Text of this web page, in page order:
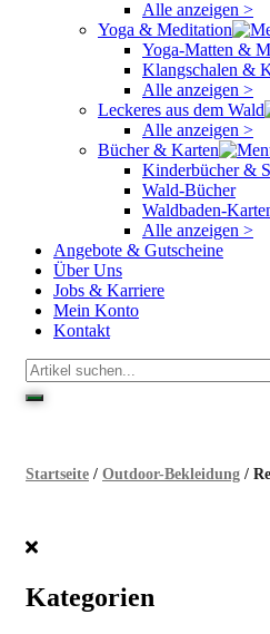
Alle anzeigen >
Yoga & Meditation
Yoga-Matten &
Klangschalen &
Alle anzeigen >
Leckeres aus dem Wald
Alle anzeigen >
Bücher & Karten
Kinderbücher &
Wald-Bücher
Waldbaden-
Alle anzeigen >
Angebote & Gutscheine
Über Uns
Jobs & Karriere
Mein Konto
Kontakt
Startseite / Outdoor-Bekleidung /
Kategorien